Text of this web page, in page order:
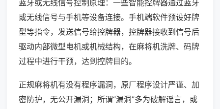
蓝牙或无线信号控制原理：一些智能控牌器通过蓝牙
或无线信号与手机等设备连接。手机端软件预设好牌
型等指令，发送信号给控牌器，控牌器接收到信号后
驱动内部微型电机或机械结构，在麻将机洗牌、码牌
过程中进行干预，达到控牌目的。
正规麻将机有没有程序漏洞，原厂程序设计严谨、加
密防护，无公开漏洞；所谓“漏洞”多为破解谣言，或